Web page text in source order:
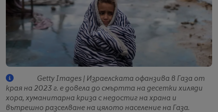
Getty Images | Израелската офанзива в Газа от
края на 2023 г. е довела до смъртта на десетки хиляди
хора, хуманитарна криза с недостиг на храна и
вътрешно разселване на цялото население на Газа.